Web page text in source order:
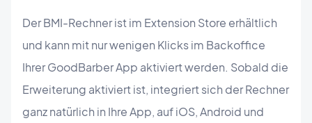
Der BMI-Rechner ist im Extension Store erhältlich
und kann mit nur wenigen Klicks im Backoffice
Ihrer GoodBarber App aktiviert werden. Sobald die
Erweiterung aktiviert ist, integriert sich der Rechner
ganz natürlich in Ihre App, auf iOS, Android und